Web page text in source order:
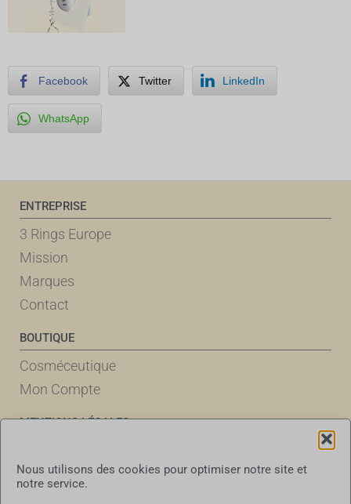
Nous utilisons des cookies pour optimiser notre site et
notre service.
Facebook Twitter LinkedIn
WhatsApp
ENTREPRISE
3 Rings Europe
Mission
Marques
Contact
BOUTIQUE
Cosméceutique
Mon Compte
MENTIONS LÉGALES
Déclaration de Confidentialité